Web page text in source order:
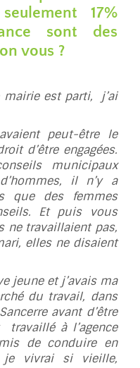
17%
sont des
vous ?
mairie est parti, j’ai
peut-être le
d’être engagées.
municipaux
il n’y a
que des femmes
Et puis vous
ne travaillaient pas,
elles ne disaient
jeune et j’avais ma
du travail, dans
avant d’être
travaillé à l’agence
de conduire en
je vivrai si vieille,